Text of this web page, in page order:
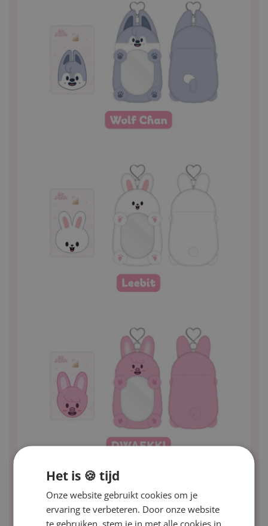
Het is 🍪 tijd
Onze website gebruikt cookies om je
ervaring te verbeteren. Door onze website
te gebruiken, stem je in met alle cookies in